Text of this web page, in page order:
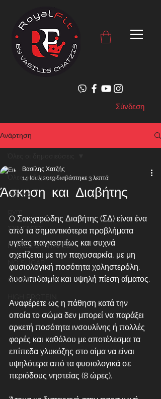
Σύνδεση
Ανάρτηση
Όλες οι δημοσιεύσεις
Fitness
ΣΥΝΤΑΓΕΣ
ΓΛΥΚΕΣ ΣΥΝΤΑΓΕΣ
NO SUGAR
QUICK & EASY
Άσκηση και Διαβήτης
Βασίλης Χατζής
14 Ιουλ 2019διαβάστηκε 3 λεπτά
O Σακχαρώδης Διαβήτης (ΣΔ) είναι ένα
από τα σημαντικότερα προβλήματα
υγείας παγκοσμίως και συχνά
σχετίζεται με την παχυσαρκία, με μη
φυσιολογική ποσότητα χοληστερόλη,
δυσλιπιδαιμία και υψηλή πίεση αίματος.
Αναφέρετε ως η πάθηση κατά την
οποία το σώμα δεν μπορεί να παράξει
αρκετή ποσότητα ινσουλίνης ή πολλές
φορές και καθόλου με αποτέλεσμα τα
επίπεδα γλυκόζης στο αίμα να είναι
υψηλότερα από τα φυσιολογικά σε
περιόδους νηστείας (8 ώρες).